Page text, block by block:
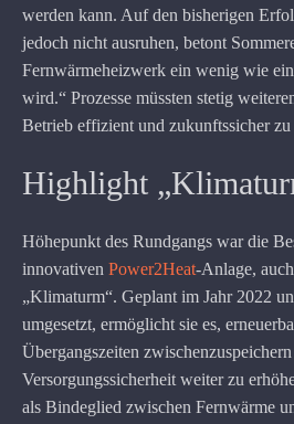
werden kann. Auf den bisherigen
jedoch nicht ausruhen, betont
Fernwärmeheizwerk ein wenig wie
wird.“ Prozesse müssten stetig
Betrieb effizient und zukunftssicher zu
Highlight
Höhepunkt des Rundgangs war die
innovativen Power2Heat-Anlage,
„Klimaturm“. Geplant im Jahr 2022
umgesetzt, ermöglicht sie es,
Übergangszeiten
Versorgungssicherheit weiter zu
als Bindeglied zwischen Fernwärme